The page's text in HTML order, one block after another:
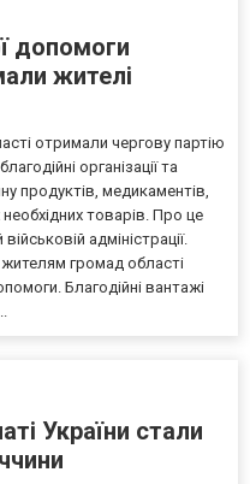
допомоги
жителі
отримали чергову партію
організації та
продуктів, медикаментів,
необхідних товарів. Про це
адміністрації.
громад області
Благодійні вантажі
України стали